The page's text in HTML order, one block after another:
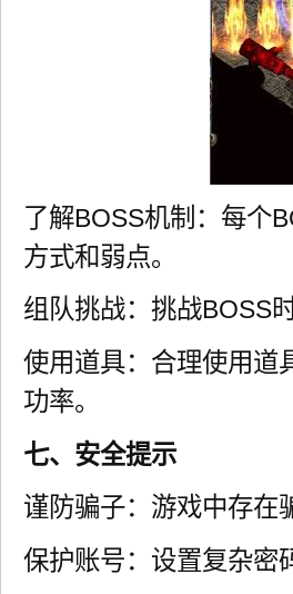
了解BOSS机制：每个
方式和弱点。
组队挑战：挑战BOSS
使用道具：合理使用道
功率。
七、安全提示
谨防骗子：游戏中存在
保护账号：设置复杂密